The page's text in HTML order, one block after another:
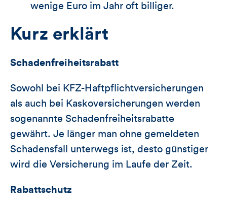
wenige Euro im Jahr oft billiger.
Kurz erklärt
Schadenfreiheitsrabatt
Sowohl bei KFZ-Haftpflichtversicherungen
als auch bei Kaskoversicherungen werden
sogenannte Schadenfreiheitsrabatte
gewährt. Je länger man ohne gemeldeten
Schadensfall unterwegs ist, desto günstiger
wird die Versicherung im Laufe der Zeit.
Rabattschutz